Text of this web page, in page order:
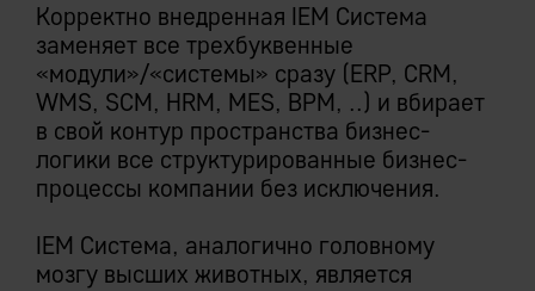
Корректно внедренная IEM Система
заменяет все трехбуквенные
«модули»/«системы» сразу (ERP, CRM,
WMS, SCM, HRM, MES, BPM, ..) и вбирает
в свой контур пространства бизнес-
логики все структурированные бизнес-
процессы компании без исключения.
IEM Система, аналогично головному
мозгу высших животных, является